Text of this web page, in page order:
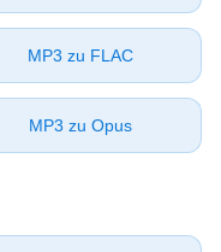
⁦MP3⁩ zu ⁦FLAC⁩
⁦MP3⁩ zu ⁦Opus⁩